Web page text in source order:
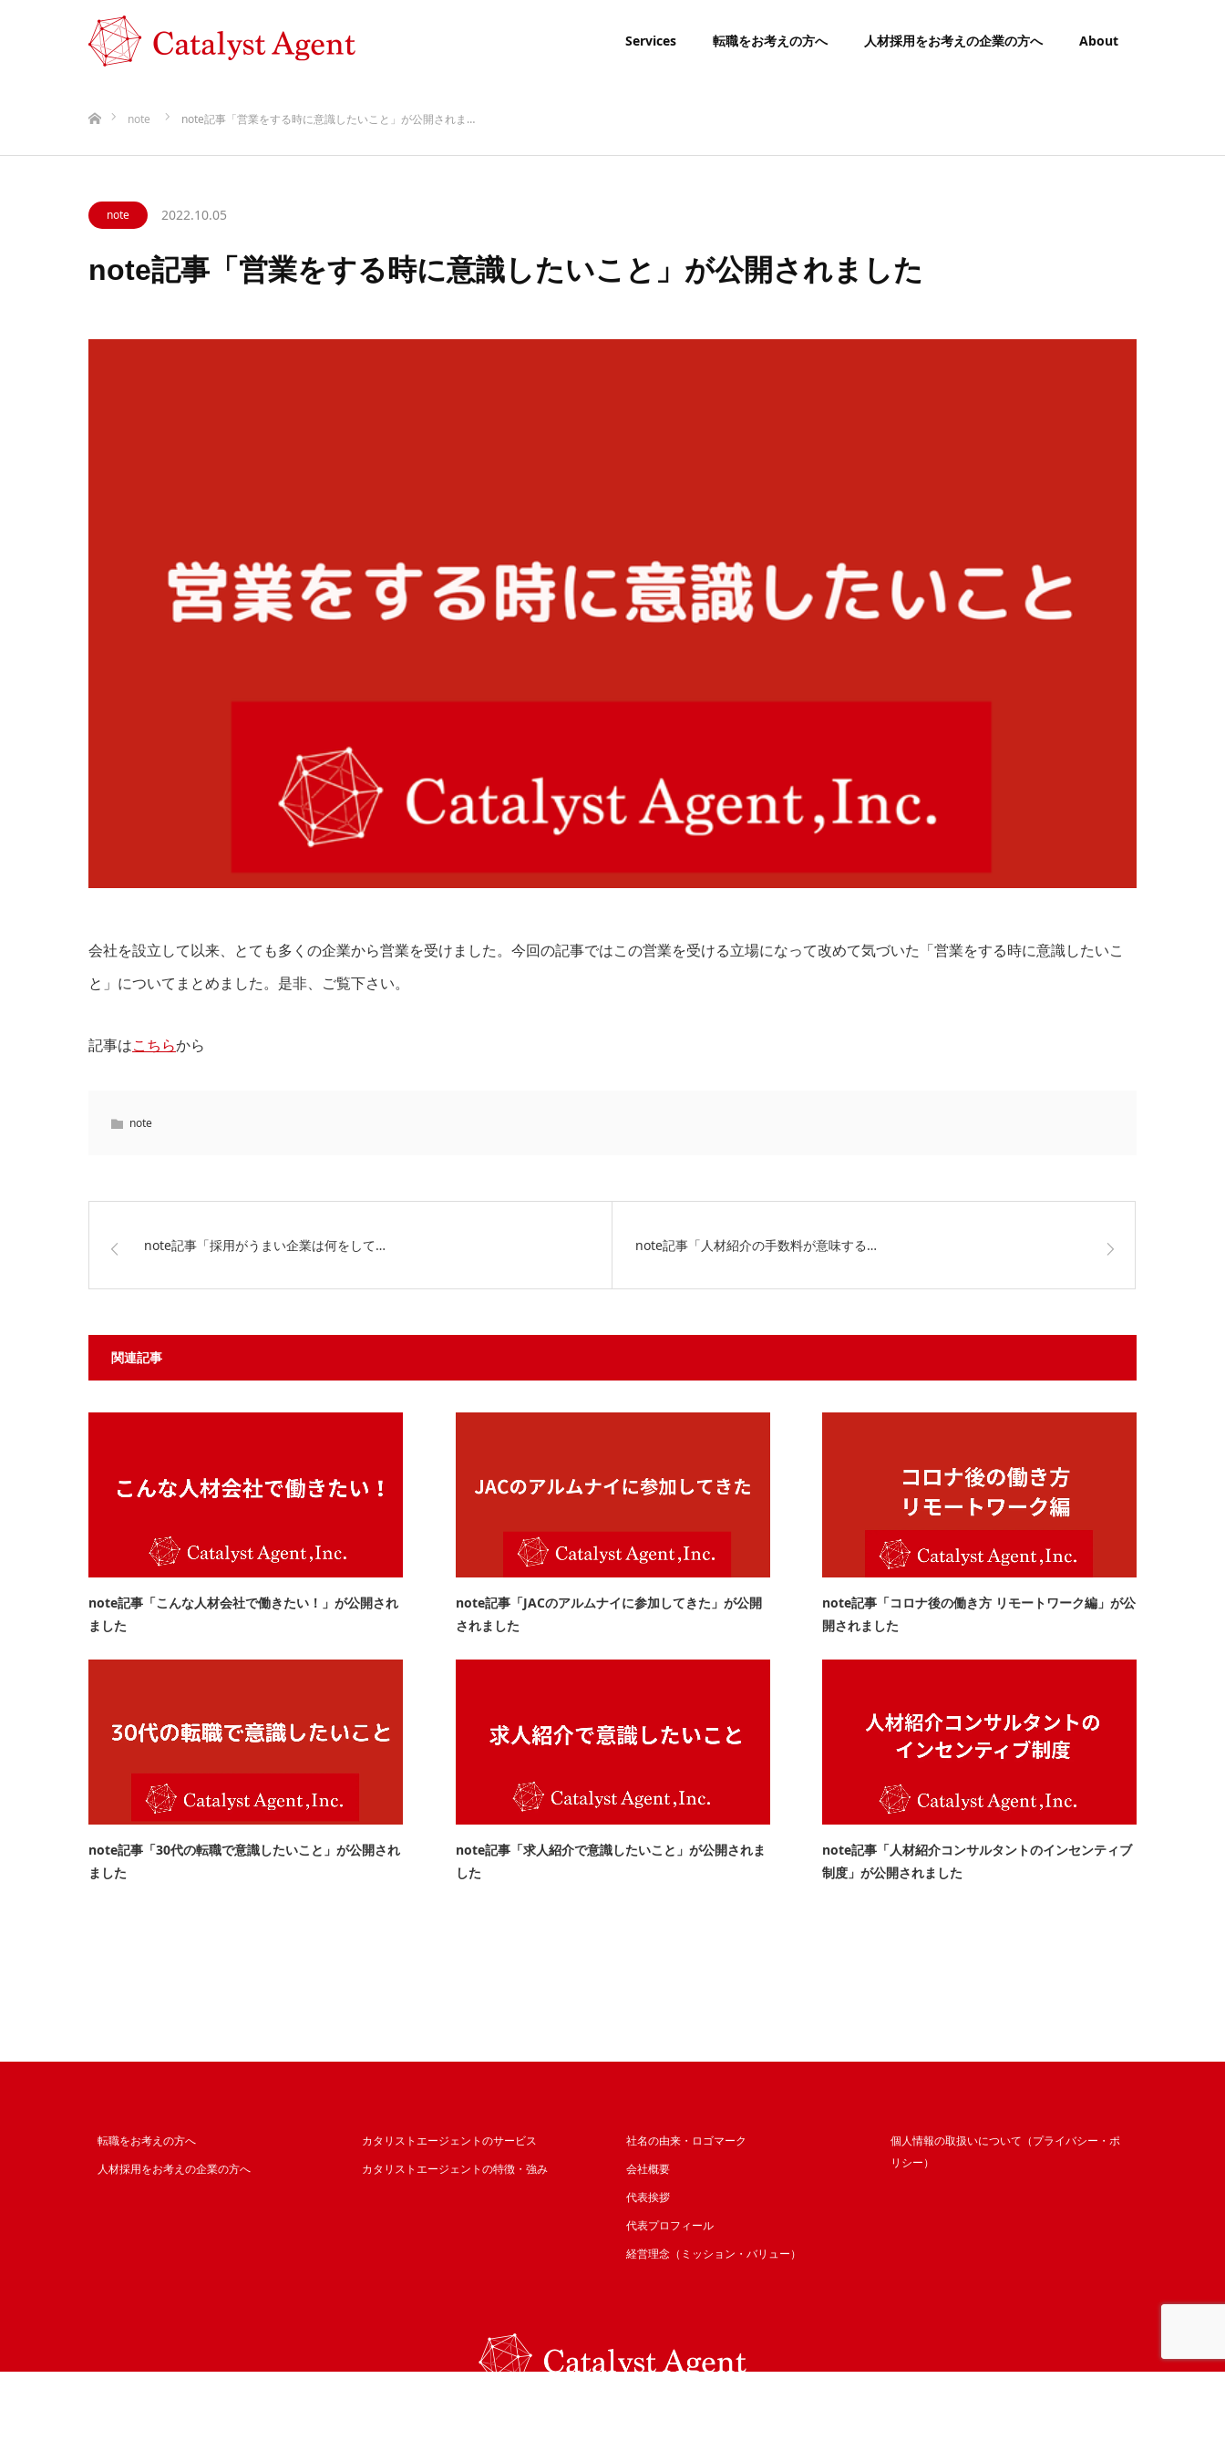
Services 転職をお考えの方へ 人材採用をお考えの企業の方へ About
note
note記事「営業をする時に意識したいこと」が公開されま…
note 2022.10.05
note記事「営業をする時に意識したいこと」が公開されました
会社を設立して以来、とても多くの企業から営業を受けました。今回の記事ではこの営業を受ける立場になって改めて気づいた「営業をする時に意識したいこ
と」についてまとめました。是非、ご覧下さい。
記事はこちらから
note
note記事「採用がうまい企業は何をして… note記事「人材紹介の手数料が意味する…
関連記事
note記事「こんな人材会社で働きたい！」が公開され
ました
note記事「JACのアルムナイに参加してきた」が公開
されました
note記事「コロナ後の働き方 リモートワーク編」が公
開されました
note記事「30代の転職で意識したいこと」が公開され
ました
note記事「求人紹介で意識したいこと」が公開されま
した
note記事「人材紹介コンサルタントのインセンティブ
制度」が公開されました
転職をお考えの方へ
人材採用をお考えの企業の方へ
カタリストエージェントのサービス
カタリストエージェントの特徴・強み
社名の由来・ロゴマーク
会社概要
代表挨拶
代表プロフィール
経営理念（ミッション・バリュー）
個人情報の取扱いについて（プライバシー・ポ
リシー）